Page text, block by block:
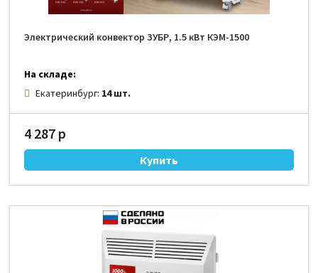
Электрический конвектор ЗУБР, 1.5 кВт КЭМ-1500
На складе:
Екатеринбург: 14 шт.
4 287 р